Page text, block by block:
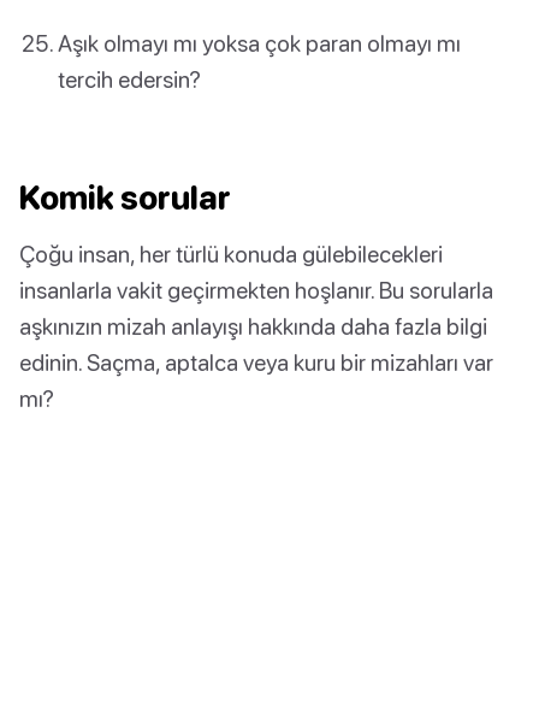
Aşık olmayı mı yoksa çok paran olmayı mı
tercih edersin?
Komik sorular
Çoğu insan, her türlü konuda gülebilecekleri
insanlarla vakit geçirmekten hoşlanır. Bu sorularla
aşkınızın mizah anlayışı hakkında daha fazla bilgi
edinin. Saçma, aptalca veya kuru bir mizahları var
mı?